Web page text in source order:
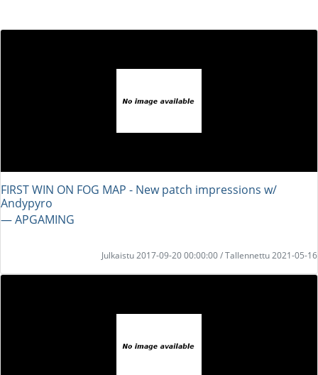
FIRST WIN ON FOG MAP - New patch impressions w/
Andypyro
― APGAMING
Julkaistu 2017-09-20 00:00:00 / Tallennettu 2021-05-16